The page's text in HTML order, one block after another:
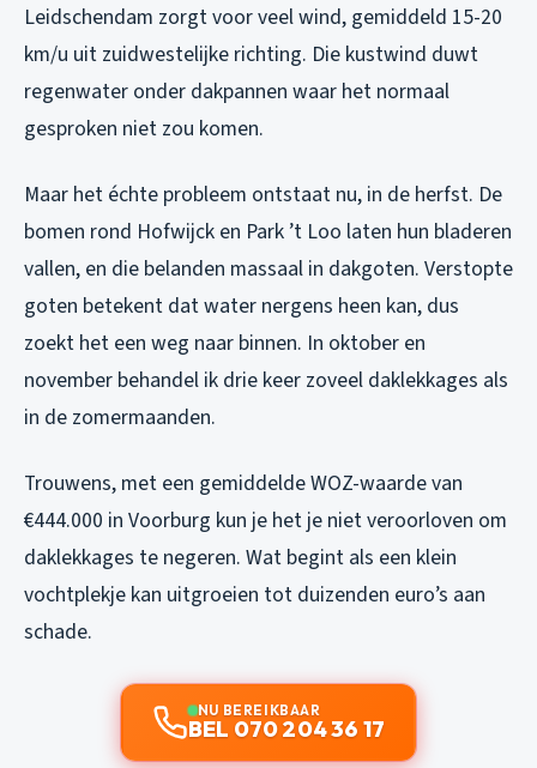
Leidschendam zorgt voor veel wind, gemiddeld 15-20
km/u uit zuidwestelijke richting. Die kustwind duwt
regenwater onder dakpannen waar het normaal
gesproken niet zou komen.
Maar het échte probleem ontstaat nu, in de herfst. De
bomen rond Hofwijck en Park ’t Loo laten hun bladeren
vallen, en die belanden massaal in dakgoten. Verstopte
goten betekent dat water nergens heen kan, dus
zoekt het een weg naar binnen. In oktober en
november behandel ik drie keer zoveel daklekkages als
in de zomermaanden.
Trouwens, met een gemiddelde WOZ-waarde van
€444.000 in Voorburg kun je het je niet veroorloven om
daklekkages te negeren. Wat begint als een klein
vochtplekje kan uitgroeien tot duizenden euro’s aan
schade.
NU BEREIKBAAR
BEL 070 204 36 17